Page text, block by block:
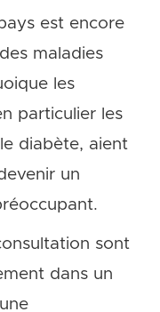
est encore
maladies
les
particulier les
diabète, aient
un
sont
dans un